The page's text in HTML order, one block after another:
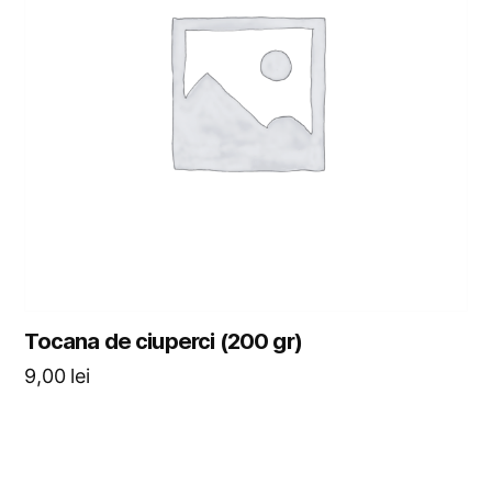
Tocana de ciuperci (200 gr)
9,00 lei